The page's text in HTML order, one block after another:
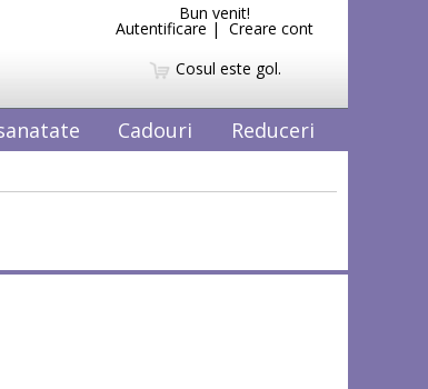
Bun venit!
Autentificare | Creare cont
Cosul este gol.
Cadouri
Reduceri